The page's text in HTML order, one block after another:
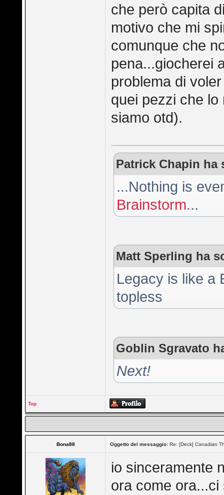
che però capita
motivo che mi
comunque che
pena...giocherei
problema di
quei pezzi che
siamo otd).
Patrick Chapin ha
...Nothing is
Brainstorm...
Matt Sperling ha
Legacy is like a
topless
Goblin Sgravato
Next!
Top
Bona88 Oggetto del messaggio: Re: [Deck] Canadian
io sinceramente
ora come